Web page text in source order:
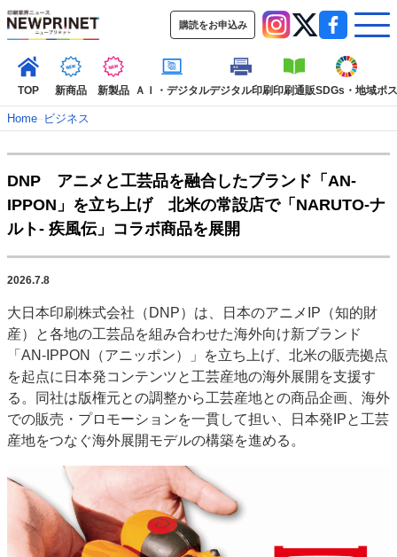
購読をお申込み
TOP 新商品 新製品 ＡＩ・デジタルデジタル印刷印刷通販SDGs・地域ポ
新着記事 特集記事
動画コンテンツ
インタビュー
コレクション
新商品
SDGs・地域
ポストプレス イベント
市場・統計
人事・移転・異動・訃報
特集記事カテゴリー一覧
2022 見える化・MIS特集
特集・デジタル印刷 アイデアで勝負！ ～多様なビジネス・多彩な商材～
JAPAN PACK 2023 特集
中古印刷機・製本機特集
2022 検査・校正特集
特集・デジタル印刷 ～ 新成長軌道を描く
案内
発刊案内
JFPI印刷用語集
Home–ビジネス
DNP アニメと工芸品を融合したブランド「AN-
IPPON」を立ち上げ 北米の常設店で「NARUTO-ナ
ルト- 疾風伝」コラボ商品を展開
2026.7.8
大日本印刷株式会社（DNP）は、日本のアニメIP（知的財
産）と各地の工芸品を組み合わせた海外向け新ブランド
「AN-IPPON（アニッポン）」を立ち上げ、北米の販売拠点
を起点に日本発コンテンツと工芸産地の海外展開を支援す
る。同社は版権元との調整から工芸産地との商品企画、海外
での販売・プロモーションを一貫して担い、日本発IPと工芸
産地をつなぐ海外展開モデルの構築を進める。